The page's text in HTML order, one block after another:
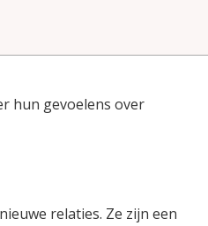
hun gevoelens over
relaties. Ze zijn een